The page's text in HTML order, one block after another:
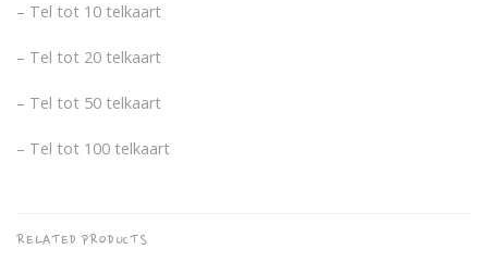
– Tel tot 10 telkaart
– Tel tot 20 telkaart
– Tel tot 50 telkaart
– Tel tot 100 telkaart
RELATED PRODUCTS